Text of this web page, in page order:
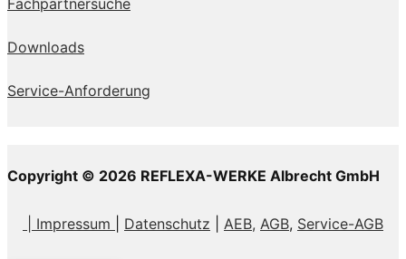
Downloads
Service-Anforderung
Copyright © 2026 REFLEXA-WERKE Albrecht GmbH
| Impressum Datenschutz AEB, AGB, Service-AGB